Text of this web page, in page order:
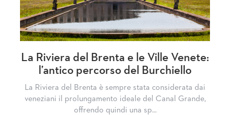
La Riviera del Brenta e le Ville Venete:
l’antico percorso del Burchiello
La Riviera del Brenta è sempre stata considerata dai
veneziani il prolungamento ideale del Canal Grande,
offrendo quindi una sp...